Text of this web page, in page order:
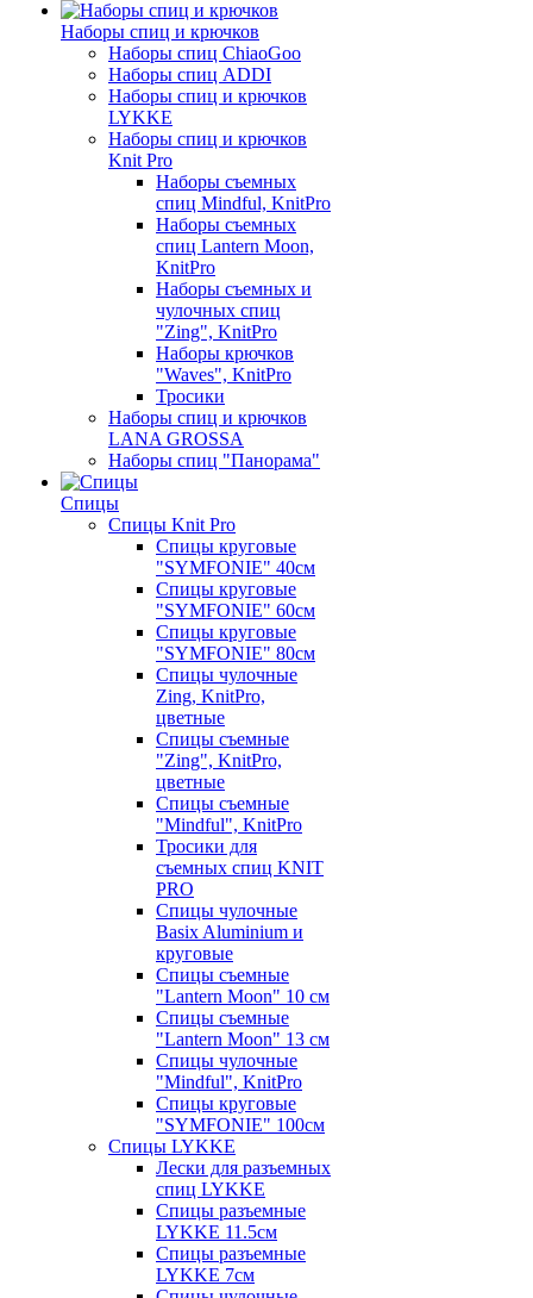
Наборы спиц и крючков
Наборы спиц ChiaoGoo
Наборы спиц ADDI
Наборы спиц и крючков
LYKKE
Наборы спиц и крючков
Knit Pro
Наборы съемных
спиц Mindful, KnitPro
Наборы съемных
спиц Lantern Moon,
KnitPro
Наборы съемных и
чулочных спиц
"Zing", KnitPro
Наборы крючков
"Waves", KnitPro
Тросики
Наборы спиц и крючков
LANA GROSSA
Наборы спиц "Панорама"
Спицы
Спицы Knit Pro
Спицы круговые
"SYMFONIE" 40см
Спицы круговые
"SYMFONIE" 60см
Спицы круговые
"SYMFONIE" 80см
Спицы чулочные
Zing, KnitPro,
цветные
Спицы съемные
"Zing", KnitPro,
цветные
Спицы съемные
"Mindful", KnitPro
Тросики для
съемных спиц KNIT
PRO
Спицы чулочные
Basix Aluminium и
круговые
Спицы съемные
"Lantern Moon" 10 см
Спицы съемные
"Lantern Moon" 13 см
Спицы чулочные
"Mindful", KnitPro
Спицы круговые
"SYMFONIE" 100см
Спицы LYKKE
Лески для разъемных
спиц LYKKE
Спицы разъемные
LYKKE 11.5см
Спицы разъемные
LYKKE 7см